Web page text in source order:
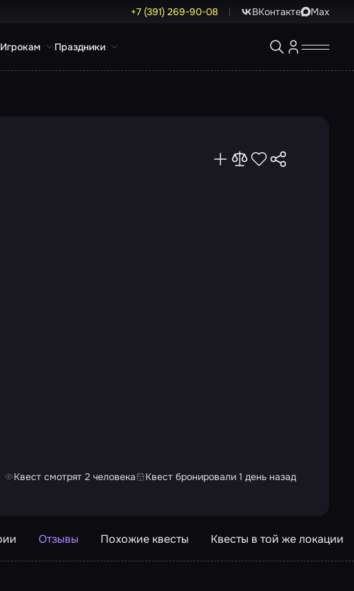
+7 (391) 269-90-08 ВКонтакте Max
Игрокам Праздники
Квест смотрят 2 человека Квест бронировали 1 день назад
Отзывы Похожие квесты Квесты в той же локации